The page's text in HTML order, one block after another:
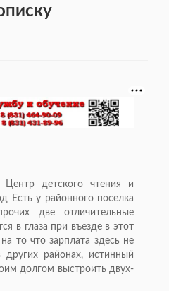
детского чтения и
Есть у районного поселка
две отличительные
в глаза при въезде в этот
то что зарплата здесь не
районах, истинный
долгом выстроить двух-